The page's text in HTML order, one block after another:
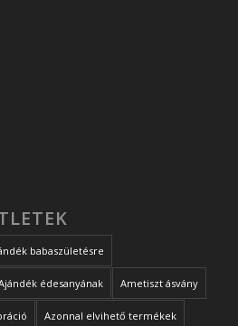
babaszületésre
édesanyának Ametiszt ásvány
Azonnal elvihető termékek